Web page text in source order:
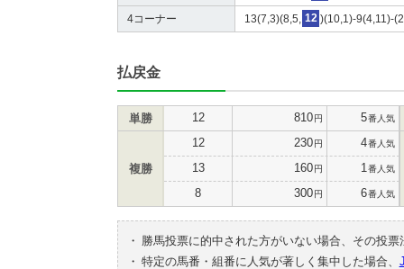
4コーナー 13(7,3)(8,5, 12 )(10,1)-9(4,11)-
払戻金
単勝 12 810円 5番人気
複勝
12 230円 4番人気
13 160円 1 番人気
8 300円 6番人気
・
勝馬投票に的中された方がいない場合、その投
・ 特定の馬番・組番に人気が著しく集中した場合、